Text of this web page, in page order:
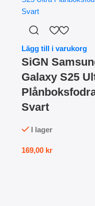
Lägg till i varukorg
SiGN
Galaxy S25
Svart
I lager
169,00 kr